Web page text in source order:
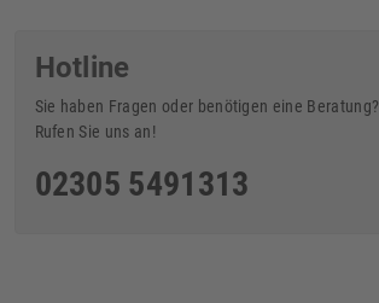
Hotline
Sie haben Fragen oder benötigen eine Beratung?
Rufen Sie uns an!
02305 5491313